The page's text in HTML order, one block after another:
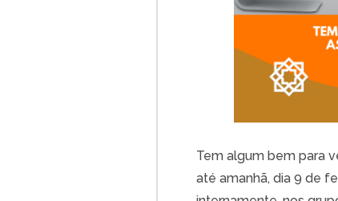
Tem algum bem para
até amanhã, dia 9 de